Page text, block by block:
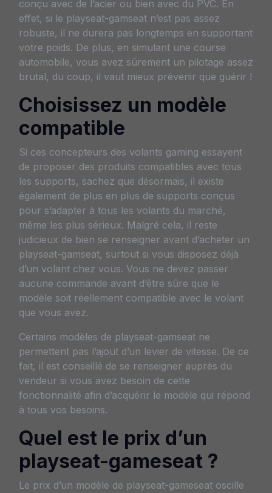
conçu avec de l’acier ou bien avec du PVC. En
effet, si le playseat-gamseat n’est pas assez
robuste, il ne durera pas longtemps en supportant
votre poids. De plus, en simulant une course
automobile, vous avez sûrement un pilotage assez
brutal, du coup, il vaut mieux prévenir que guérir !
Choisissez un modèle
compatible
Si ces concepteurs des volants gaming essayent
de proposer des produits compatibles avec tous
les supports, sachez que désormais, il existe
également de plus en plus de supports conçus
pour s’adapter à tous les volants du marché,
même les plus sérieux. Malgré cela, il reste
judicieux de bien se renseigner avant d’acheter un
playseat-gamseat, surtout si vous disposez déjà
d’un volant chez vous. Vous ne devez passer
aucune commande avant d’être sûre que le
modèle soit réellement compatible avec le volant
que vous avez.
Certains modèles de playseat-gamseat ne
permettent pas l’ajout d’un levier de vitesse. De ce
fait, il est conseillé de se renseigner auprès du
vendeur si vous avez besoin de cette
fonctionnalité afin d’acquérir le modèle qui répond
à tous vos besoins.
Quel est le prix d’un
playseat-gameseat ?
Le prix d’un modèle de playseat-gameseat oscille